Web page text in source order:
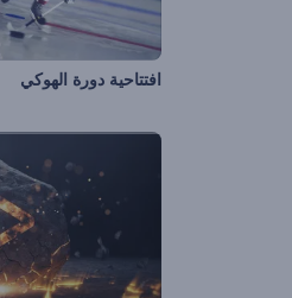
افتتاحية دورة الهوكي